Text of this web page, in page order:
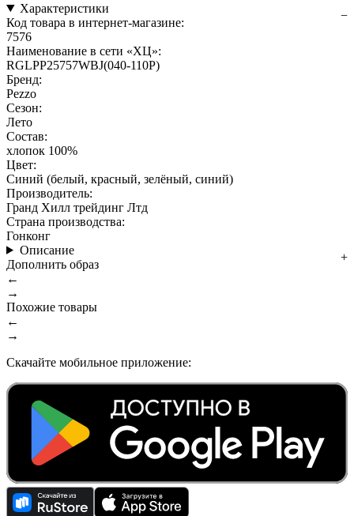
Характеристики
Код товара в интернет-магазине:
7576
Наименование в сети «ХЦ»:
RGLPP25757WBJ(040-110P)
Бренд:
Pezzo
Сезон:
Лето
Состав:
хлопок 100%
Цвет:
Синий (белый, красный, зелёный, синий)
Производитель:
Гранд Хилл трейдинг Лтд
Страна производства:
Гонконг
Описание
Дополнить образ
←
→
Похожие товары
←
→
Скачайте мобильное приложение: